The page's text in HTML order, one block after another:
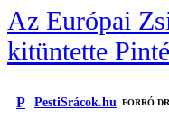
Az Európai
kitüntette
P PestiSrácok.hu FORRÓ